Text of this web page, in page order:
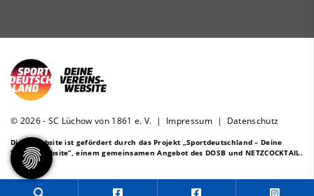
© 2026 - SC Lüchow von 1861 e. V. | Impressum | Datenschutz
Diese Website ist gefördert durch das Projekt „Sportdeutschland – Deine
Vereinswebsite”, einem gemeinsamen Angebot des DOSB und NETZCOCKTAIL.